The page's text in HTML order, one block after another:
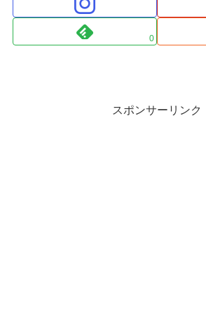
0
スポンサーリンク